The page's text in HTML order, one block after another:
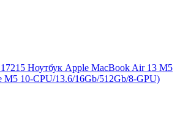
Ноутбук Apple MacBook Air 13 M5
M5 10-CPU/13.6/16Gb/512Gb/8-GPU)